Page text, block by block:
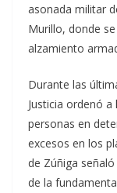
asonada militar
Murillo, donde
alzamiento
Durante las
Justicia ordenó
personas en
excesos en los
de Zúñiga
de la